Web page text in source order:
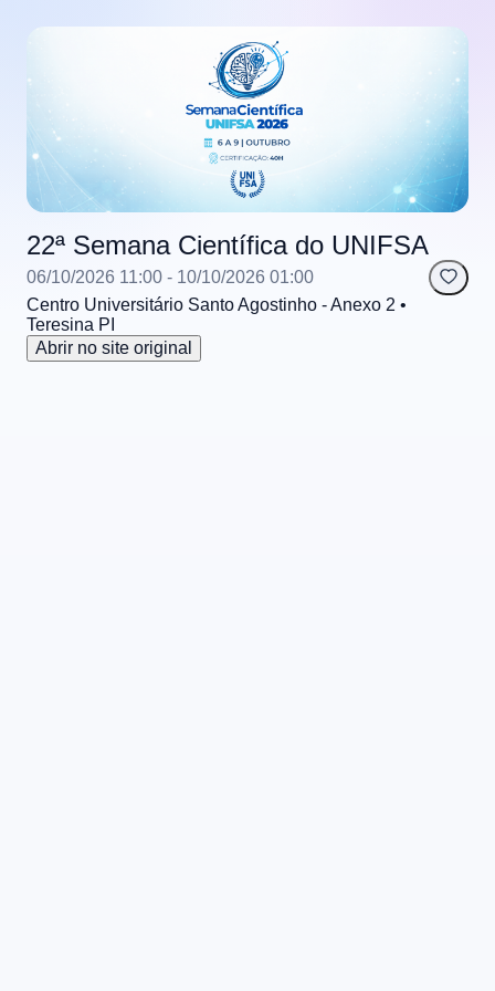
22ª Semana Científica do UNIFSA
06/10/2026 11:00 - 10/10/2026 01:00
Centro Universitário Santo Agostinho - Anexo 2 •
Teresina PI
Abrir no site original